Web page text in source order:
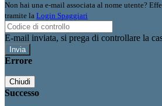
Non hai una e-mail associata al nome utente?
tramite la Login Spaggiari
E-mail inviata, si prega di controllare la
Errore
Chiudi
Successo